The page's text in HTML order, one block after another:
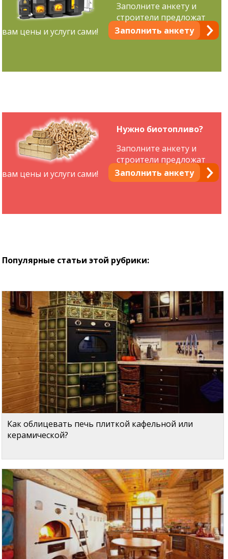
Заполнить анкету
Заполните анкету и
строители предложат
вам цены и услуги сами!
Нужно биотопливо?
Заполнить анкету
Заполните анкету и
строители предложат
вам цены и услуги сами!
Популярные статьи этой рубрики:
Как облицевать печь плиткой кафельной или
керамической?